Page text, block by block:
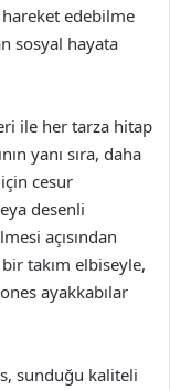
hareket edebilme
sosyal hayata
ile her tarza hitap
yanı sıra, daha
cesur
desenli
açısından
takım elbiseyle,
ayakkabılar
sunduğu kaliteli